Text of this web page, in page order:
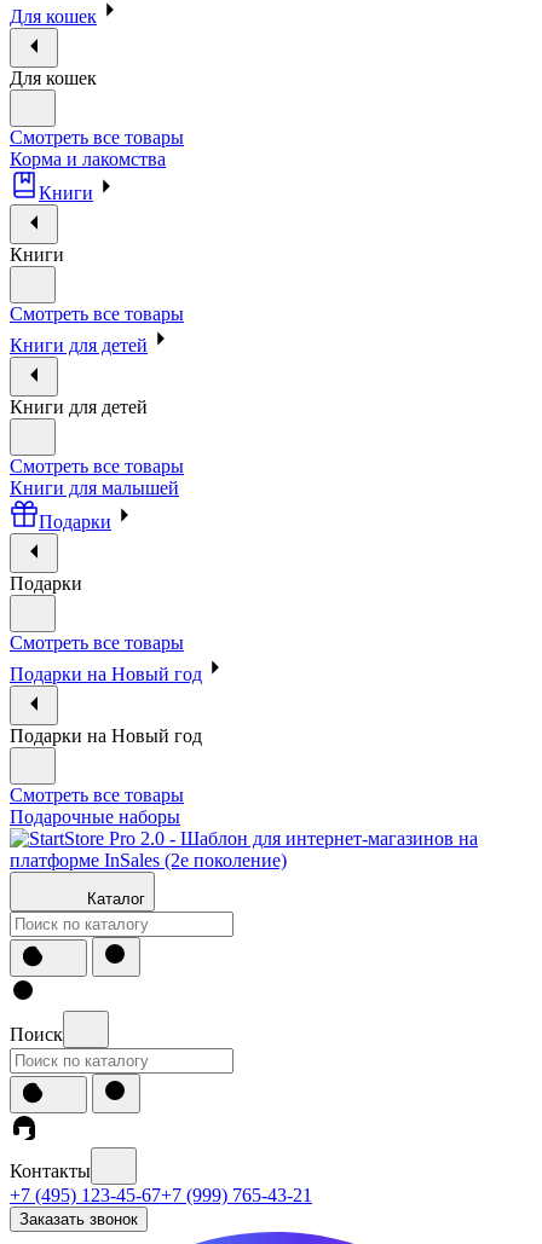
Для кошек
Для кошек
Смотреть все товары
Корма и лакомства
Книги
Книги
Смотреть все товары
Книги для детей
Книги для детей
Смотреть все товары
Книги для малышей
Подарки
Подарки
Смотреть все товары
Подарки на Новый год
Подарки на Новый год
Смотреть все товары
Подарочные наборы
Каталог
Поиск
Контакты
+7 (495) 123-45-67+7 (999) 765-43-21
Заказать звонок